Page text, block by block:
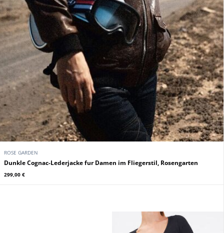
ROSE GARDEN
Dunkle Cognac-Lederjacke fur Damen im Fliegerstil, Rosengarten
299,00 €